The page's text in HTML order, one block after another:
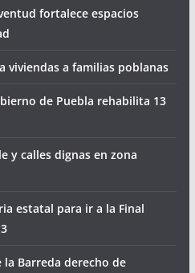
fortalece espacios
viviendas a familias poblanas
de Puebla rehabilita 13
y calles dignas en zona
estatal para ir a la Final
la Barreda derecho de